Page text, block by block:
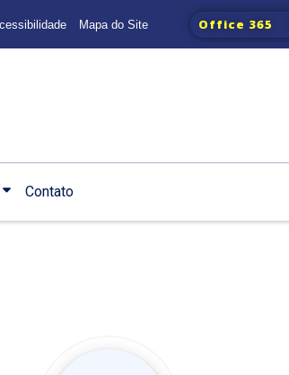
Mapa do Site Office 365
Contato